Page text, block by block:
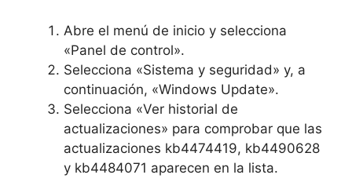
Abre el menú de inicio y selecciona
«Panel de control».
Selecciona «Sistema y seguridad» y, a
continuación, «Windows Update».
Selecciona «Ver historial de
actualizaciones» para comprobar que las
actualizaciones kb4474419, kb4490628
y kb4484071 aparecen en la lista.